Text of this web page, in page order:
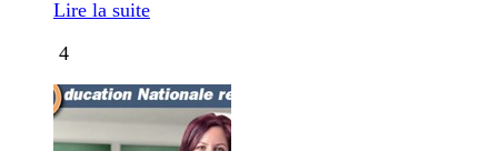
Lire la suite
4